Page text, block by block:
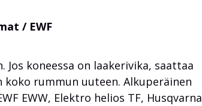
/ EWF
Jos koneessa on laakerivika, saattaa
rummun uuteen. Alkuperäinen
EWW, Elektro helios TF, Husqvarna